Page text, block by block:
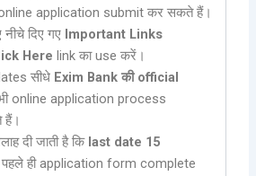
application submit कर सकते हैं।
दिए गए Important Links
Here link का use करें।
सीधे Exim Bank की official
online application process
दी जाती है कि last date 15
ही application form complete